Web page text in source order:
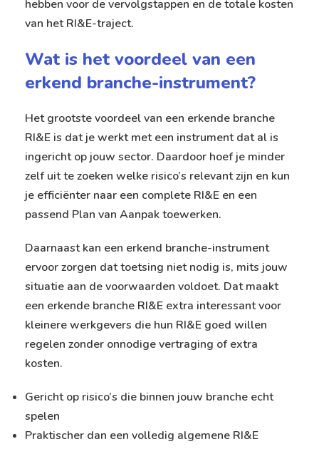
hebben voor de vervolgstappen en de totale kosten
van het RI&E-traject.
Wat is het voordeel van een
erkend branche-instrument?
Het grootste voordeel van een erkende branche
RI&E is dat je werkt met een instrument dat al is
ingericht op jouw sector. Daardoor hoef je minder
zelf uit te zoeken welke risico’s relevant zijn en kun
je efficiënter naar een complete RI&E en een
passend Plan van Aanpak toewerken.
Daarnaast kan een erkend branche-instrument
ervoor zorgen dat toetsing niet nodig is, mits jouw
situatie aan de voorwaarden voldoet. Dat maakt
een erkende branche RI&E extra interessant voor
kleinere werkgevers die hun RI&E goed willen
regelen zonder onnodige vertraging of extra
kosten.
Gericht op risico’s die binnen jouw branche echt
spelen
Praktischer dan een volledig algemene RI&E